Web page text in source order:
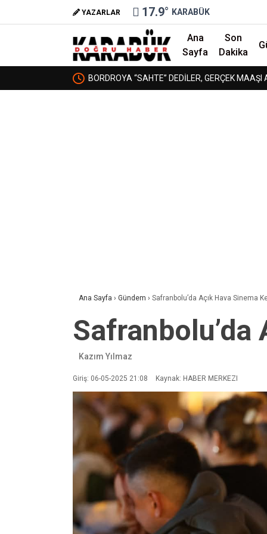
YAZARLAR 17.9° KARABÜK
Ana
Sayfa
Son
Dakika
BORDROYA “SAHTE” DEDİLER, GERÇEK
Ana Sayfa › Gündem › Safranbolu’da Açık Hava Sinema
Safranbolu’da
Kazım Yılmaz
Giriş: 06-05-2025 21:08 Kaynak: HABER MERKEZI